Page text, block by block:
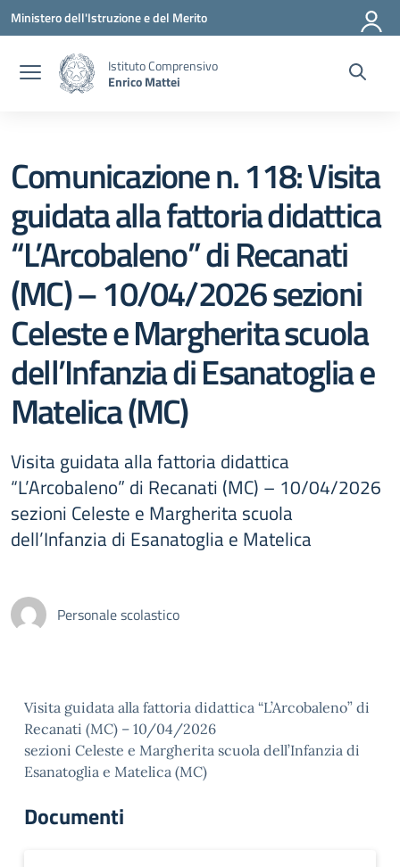
Vai ai contenuti
Vai al menu di navigazione
Vai al footer
Ministero dell'Istruzione e del Merito
Istituto Comprensivo
Enrico Mattei
Comunicazione n. 118: Visita
guidata alla fattoria didattica
“L’Arcobaleno” di Recanati
(MC) – 10/04/2026 sezioni
Celeste e Margherita scuola
dell’Infanzia di Esanatoglia e
Matelica (MC)
Visita guidata alla fattoria didattica
“L’Arcobaleno” di Recanati (MC) – 10/04/2026
sezioni Celeste e Margherita scuola
dell’Infanzia di Esanatoglia e Matelica
Personale scolastico
Visita guidata alla fattoria didattica “L’Arcobaleno” di
Recanati (MC) – 10/04/2026
sezioni Celeste e Margherita scuola dell’Infanzia di
Esanatoglia e Matelica (MC)
Documenti